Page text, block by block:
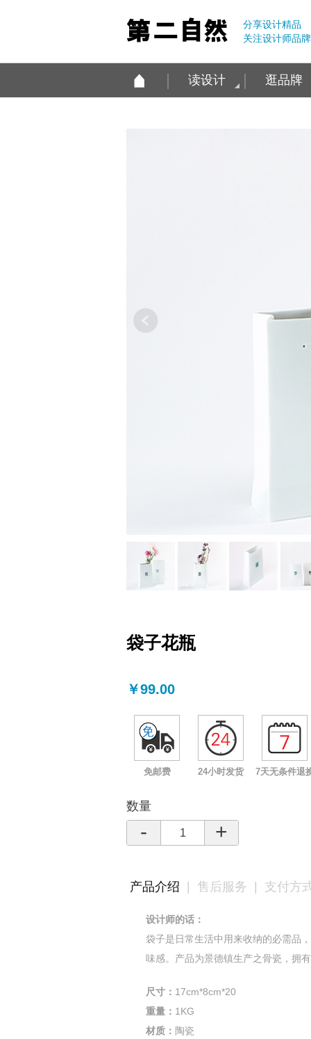
分享设计精品
关注设计师品
读设计 逛品牌
袋子花瓶
￥99.00
免邮费 24小时发货 7天无条件退
数量
- +
产品介绍 | 售后服务 | 支付方
设计师的话：
袋子是日常生活中用来收纳的必需品
味感。产品为景德镇生产之骨瓷，拥
尺寸： 17cm*8cm*20
重量： 1KG
材质： 陶瓷